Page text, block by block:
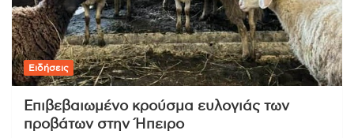
Ειδήσεις
Επιβεβαιωμένο κρούσμα ευλογιάς των
προβάτων στην Ήπειρο